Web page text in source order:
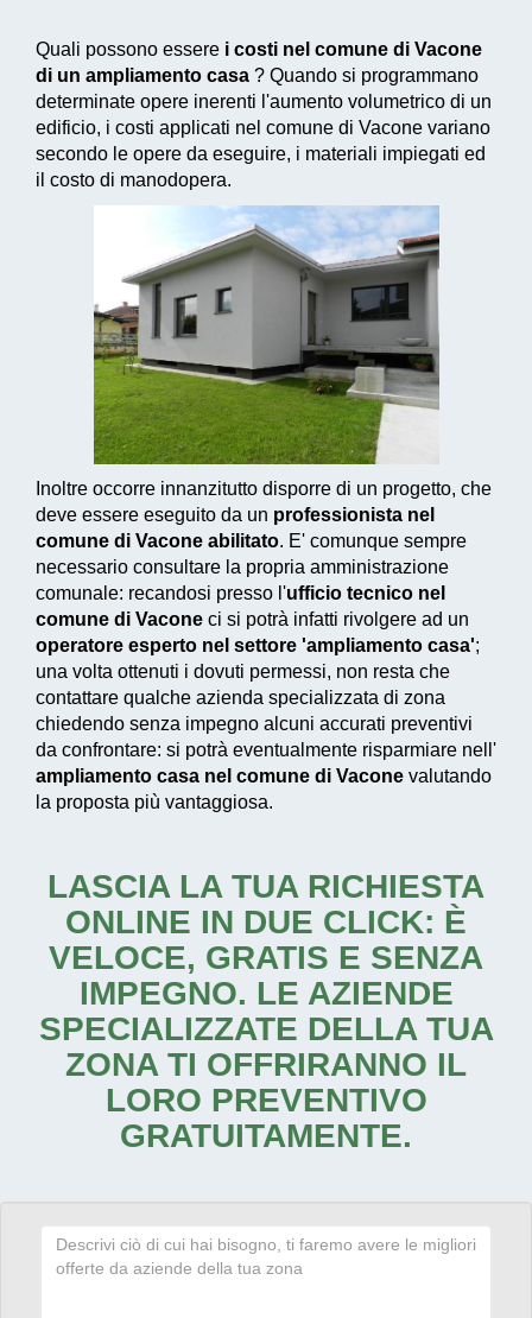
Quali possono essere i costi nel comune di Vacone
di un ampliamento casa ? Quando si programmano
determinate opere inerenti l'aumento volumetrico di un
edificio, i costi applicati nel comune di Vacone variano
secondo le opere da eseguire, i materiali impiegati ed
il costo di manodopera.
Inoltre occorre innanzitutto disporre di un progetto, che
deve essere eseguito da un professionista nel
comune di Vacone abilitato. E' comunque sempre
necessario consultare la propria amministrazione
comunale: recandosi presso l'ufficio tecnico nel
comune di Vacone ci si potrà infatti rivolgere ad un
operatore esperto nel settore 'ampliamento casa';
una volta ottenuti i dovuti permessi, non resta che
contattare qualche azienda specializzata di zona
chiedendo senza impegno alcuni accurati preventivi
da confrontare: si potrà eventualmente risparmiare nell'
ampliamento casa nel comune di Vacone valutando
la proposta più vantaggiosa.
LASCIA LA TUA RICHIESTA
ONLINE IN DUE CLICK: È
VELOCE, GRATIS E SENZA
IMPEGNO. LE AZIENDE
SPECIALIZZATE DELLA TUA
ZONA TI OFFRIRANNO IL
LORO PREVENTIVO
GRATUITAMENTE.